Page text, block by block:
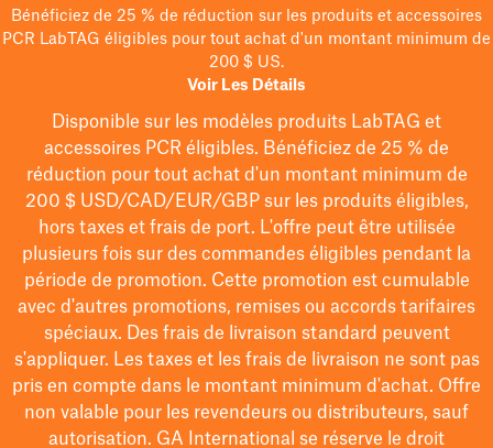
Bénéficiez de 25 % de réduction sur les produits et accessoires
PCR LabTAG éligibles pour tout achat d'un montant minimum de
200 $ US.
Voir Les Détails
Disponible sur les modèles produits LabTAG et
accessoires PCR éligibles. Bénéficiez de 25 % de
réduction pour tout achat d'un montant minimum de
200 $USD/CAD/EUR/GBPsur les produits éligibles,
hors taxes et frais de port. L'offre peut être utilisée
plusieurs fois sur des commandes éligibles pendant la
période de promotion. Cette promotion est cumulable
avec d'autres promotions, remises ou accords tarifaires
spéciaux. Des frais de livraison standard peuvent
s'appliquer. Les taxes et les frais de livraison ne sont pas
pris en compte dans le montant minimum d'achat. Offre
non valable pour les revendeurs ou distributeurs, sauf
autorisation. GA International se réserve le droit